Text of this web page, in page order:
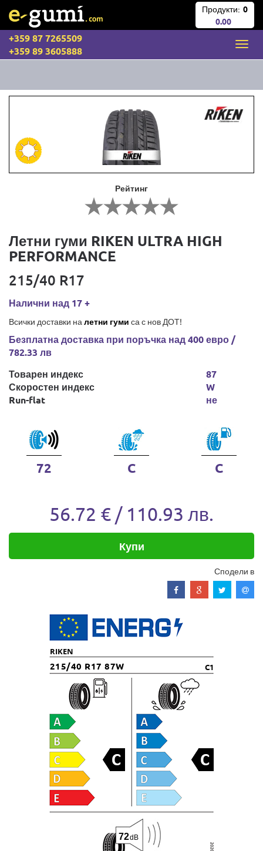
Продукти: 0
0.00
+359 87 7265509
+359 89 3605888
Рейтинг
Летни гуми RIKEN ULTRA HIGH
PERFORMANCE
215/40 R17
Налични над 17 +
Всички доставки на летни гуми са с нов ДОТ!
Безплатна доставка при поръчка над 400 евро /
782.33 лв
Товарен индекс
Скоростен индекс
Run-flat
87
W
не
72 C C
56.72 € / 110.93 лв.
Купи
Сподели в
RIKEN
215/40 R17 87W C1
72dB